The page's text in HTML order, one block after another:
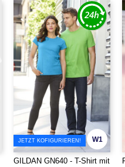
W1
JETZT KOFIGURIEREN!
GILDAN GN640 - T-Shirt mit